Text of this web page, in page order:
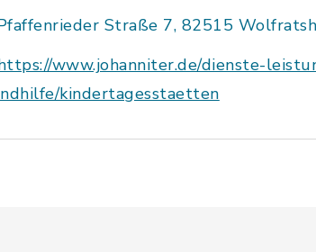
Straße 7, 82515
www.johanniter.de/dienste-
kindertagesstaetten